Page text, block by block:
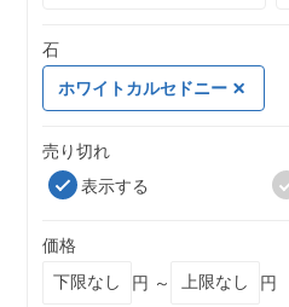
石
ホワイトカルセドニー
売り切れ
表示する
価格
円 ～
円